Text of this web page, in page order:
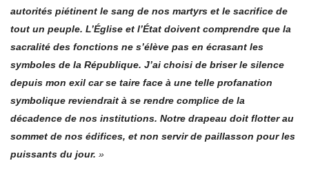
autorités piétinent le sang de nos martyrs et le sacrifice de
tout un peuple. L’Église et l’État doivent comprendre que la
sacralité des fonctions ne s’élève pas en écrasant les
symboles de la République. J’ai choisi de briser le silence
depuis mon exil car se taire face à une telle profanation
symbolique reviendrait à se rendre complice de la
décadence de nos institutions. Notre drapeau doit flotter au
sommet de nos édifices, et non servir de paillasson pour les
puissants du jour. »